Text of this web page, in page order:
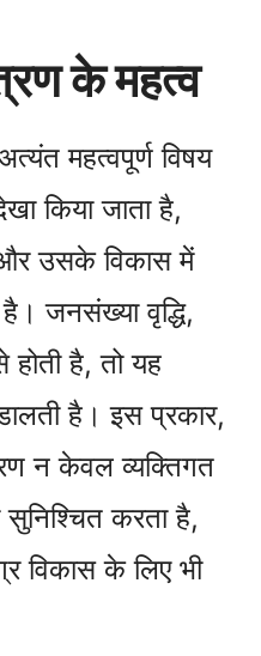
के महत्व
महत्वपूर्ण विषय
किया जाता है,
उसके विकास में
है। जनसंख्या वृद्धि,
है, तो यह
है। इस प्रकार,
न केवल व्यक्तिगत
करता है,
विकास के लिए भी